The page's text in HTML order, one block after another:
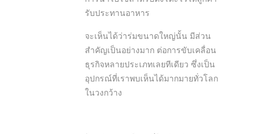
รับประทานอาหาร
จะเห็นได้ว่าร่มขนาดใหญ่นั้น มีส่วน
สำคัญเป็นอย่างมาก ต่อการขับเคลื่อน
ธุรกิจหลายประเภทเลยทีเดียว ซึ่งเป็น
อุปกรณ์ที่เราพบเห็นได้มากมายทั่วโลก
ในวงกว้าง